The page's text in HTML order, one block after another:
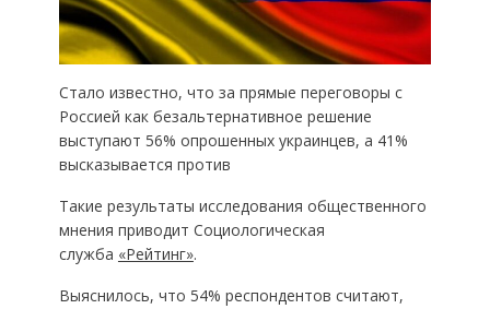
Стало известно, что за прямые переговоры с
Россией как безальтернативное решение
выступают 56% опрошенных украинцев, а 41%
высказывается против
Такие результаты исследования общественного
мнения приводит Социологическая
служба «Рейтинг».
Выяснилось, что 54% респондентов считают,